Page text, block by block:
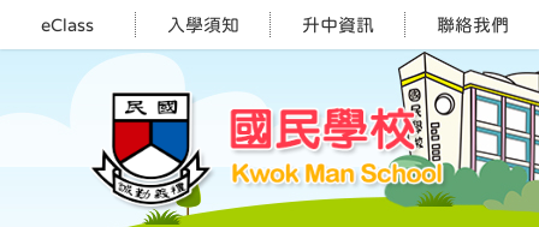
eClass 入學須知 升中資訊 聯絡我們